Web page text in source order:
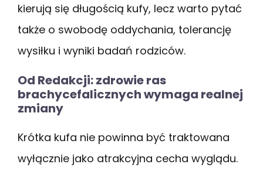
kierują się długością kufy, lecz warto pytać
także o swobodę oddychania, tolerancję
wysiłku i wyniki badań rodziców.
Od Redakcji: zdrowie ras
brachycefalicznych wymaga realnej
zmiany
Krótka kufa nie powinna być traktowana
wyłącznie jako atrakcyjna cecha wyglądu.